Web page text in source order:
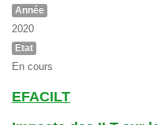
Année
2020
Etat
En cours
EFACILT